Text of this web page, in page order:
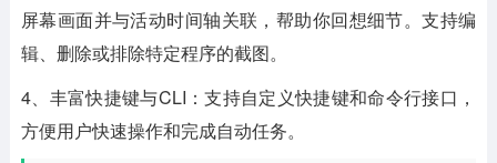
屏幕画面并与活动时间轴关联，帮助你回想细节。支持编
辑、删除或排除特定程序的截图。
4、丰富快捷键与CLI：支持自定义快捷键和命令行接口，
方便用户快速操作和完成自动任务。